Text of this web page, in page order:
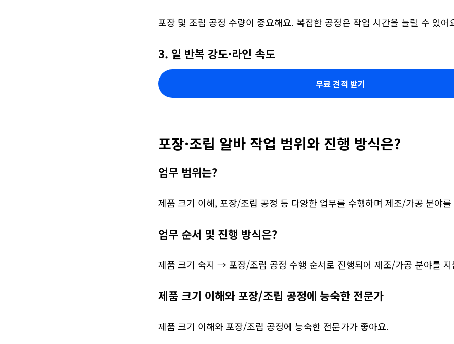
포장 및 조립 공정 수량이 중요해요. 복잡한 공정은 작업 시간을 늘릴 수 있어
3. 일 반복 강도·라인 속도
무료 견적 받기
포장·조립 알바 작업 범위와 진행 방식은?
업무 범위는?
제품 크기 이해, 포장/조립 공정 등 다양한 업무를 수행하며 제조/가공 분야를
업무 순서 및 진행 방식은?
제품 크기 숙지 → 포장/조립 공정 수행 순서로 진행되어 제조/가공 분야를 지
제품 크기 이해와 포장/조립 공정에 능숙한 전문가
제품 크기 이해와 포장/조립 공정에 능숙한 전문가가 좋아요.